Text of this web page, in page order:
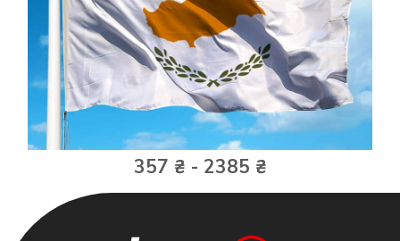
357 ₴ - 2385 ₴